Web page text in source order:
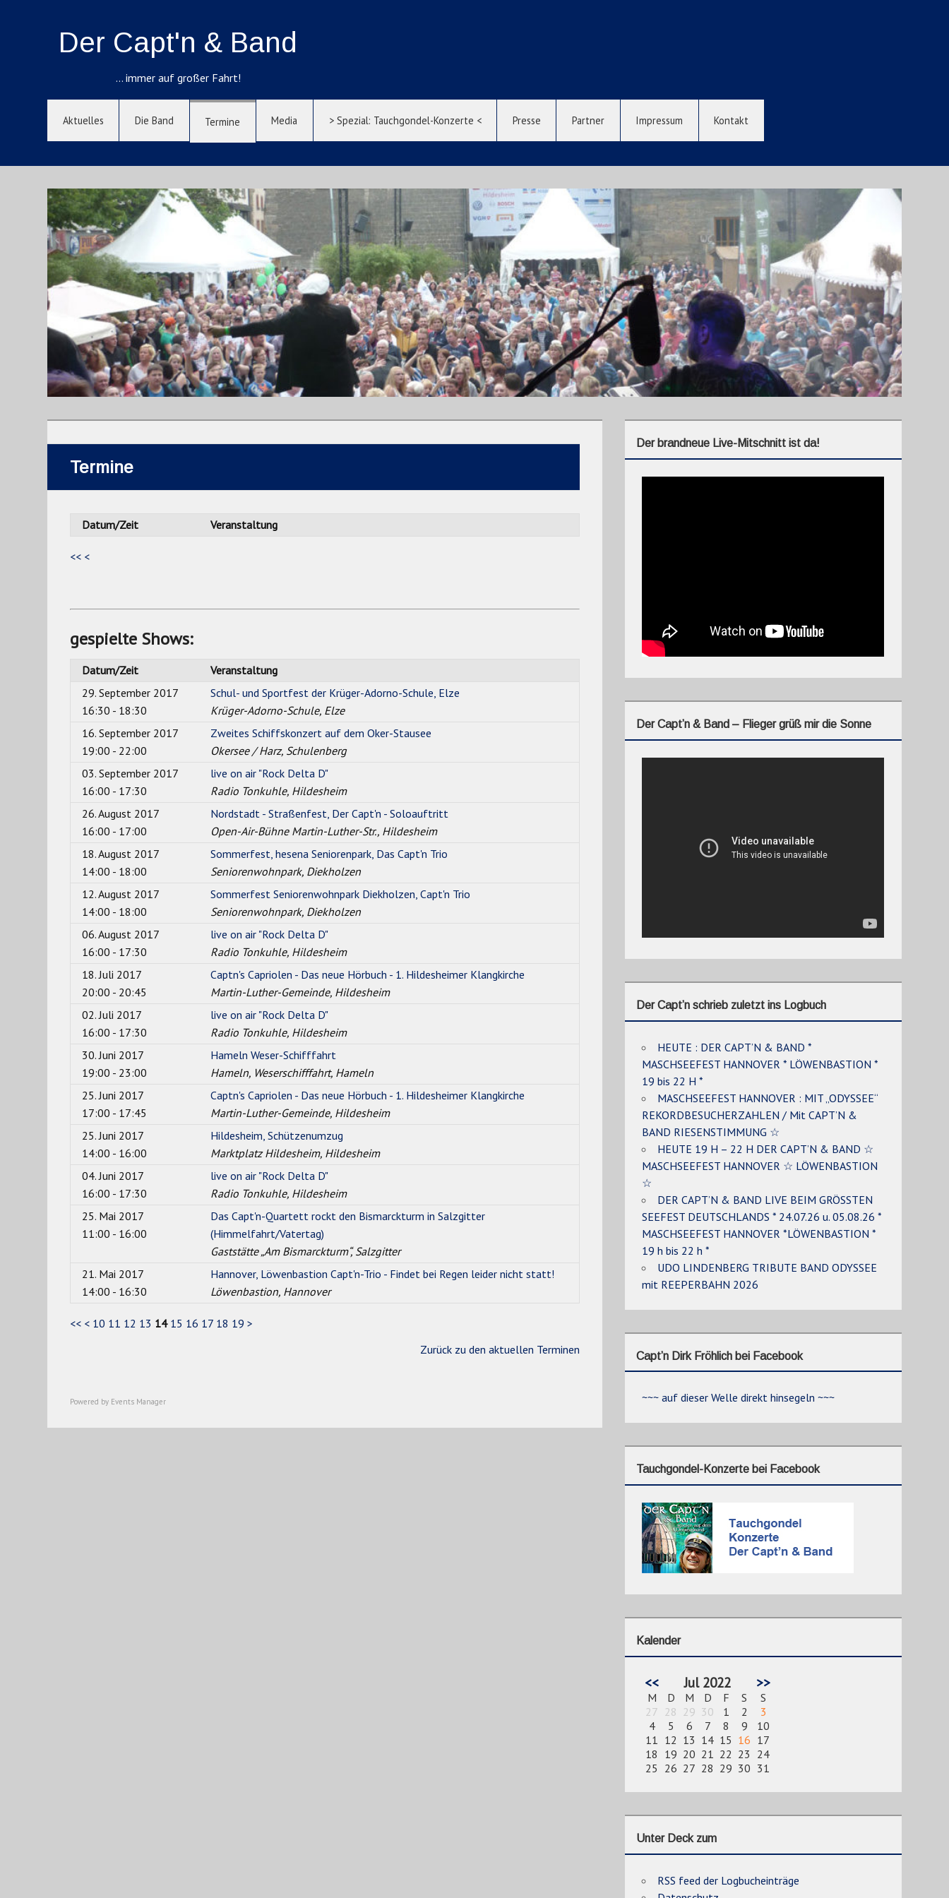
Der Capt'n & Band
… immer auf großer Fahrt!
Aktuelles Die Band Termine Media > Spezial: Tauchgondel-Konzerte < Presse Partner Impressum Kontakt
Termine
Datum/Zeit Veranstaltung
<< <
gespielte Shows:
Datum/Zeit
Veranstaltung
29. September 2017
16:30 - 18:30
Schul- und Sportfest der Krüger-Adorno-Schule, Elze
Krüger-Adorno-Schule, Elze
16. September 2017
19:00 - 22:00
Zweites Schiffskonzert auf dem Oker-Stausee
Okersee / Harz, Schulenberg
03. September 2017
16:00 - 17:30
live on air "Rock Delta D"
Radio Tonkuhle, Hildesheim
26. August 2017
16:00 - 17:00
Nordstadt - Straßenfest, Der Capt'n - Soloauftritt
Open-Air-Bühne Martin-Luther-Str., Hildesheim
18. August 2017
14:00 - 18:00
Sommerfest, hesena Seniorenpark, Das Capt'n Trio
Seniorenwohnpark, Diekholzen
12. August 2017
14:00 - 18:00
Sommerfest Seniorenwohnpark Diekholzen, Capt'n Trio
Seniorenwohnpark, Diekholzen
06. August 2017
16:00 - 17:30
live on air "Rock Delta D"
Radio Tonkuhle, Hildesheim
18. Juli 2017
20:00 - 20:45
Captn's Capriolen - Das neue Hörbuch - 1. Hildesheimer Klangkirche
Martin-Luther-Gemeinde, Hildesheim
02. Juli 2017
16:00 - 17:30
live on air "Rock Delta D"
Radio Tonkuhle, Hildesheim
30. Juni 2017
19:00 - 23:00
Hameln Weser-Schifffahrt
Hameln, Weserschifffahrt, Hameln
25. Juni 2017
17:00 - 17:45
Captn's Capriolen - Das neue Hörbuch - 1. Hildesheimer Klangkirche
Martin-Luther-Gemeinde, Hildesheim
25. Juni 2017
14:00 - 16:00
Hildesheim, Schützenumzug
Marktplatz Hildesheim, Hildesheim
04. Juni 2017
16:00 - 17:30
live on air "Rock Delta D"
Radio Tonkuhle, Hildesheim
25. Mai 2017
11:00 - 16:00
Das Capt'n-Quartett rockt den Bismarckturm in Salzgitter
(Himmelfahrt/Vatertag)
Gaststätte „Am Bismarckturm“, Salzgitter
21. Mai 2017
14:00 - 16:30
Hannover, Löwenbastion Capt'n-Trio - Findet bei Regen leider nicht statt!
Löwenbastion, Hannover
<< < 10 11 12 13 14 15 16 17 18 19 >
Zurück zu den aktuellen Terminen
Powered by Events Manager
Der brandneue Live-Mitschnitt ist da!
Der Capt’n & Band – Flieger grüß mir die Sonne
Der Capt’n schrieb zuletzt ins Logbuch
HEUTE : DER CAPT’N & BAND *
MASCHSEEFEST HANNOVER * LÖWENBASTION *
19 bis 22 H *
MASCHSEEFEST HANNOVER : MIT „ODYSSEE“
REKORDBESUCHERZAHLEN / Mit CAPT’N &
BAND RIESENSTIMMUNG ☆
HEUTE 19 H – 22 H DER CAPT’N & BAND ☆
MASCHSEEFEST HANNOVER ☆ LÖWENBASTION
☆
DER CAPT’N & BAND LIVE BEIM GRÖSSTEN
SEEFEST DEUTSCHLANDS * 24.07.26 u. 05.08.26 *
MASCHSEEFEST HANNOVER *LÖWENBASTION *
19 h bis 22 h *
UDO LINDENBERG TRIBUTE BAND ODYSSEE
mit REEPERBAHN 2026
Capt’n Dirk Fröhlich bei Facebook
~~~ auf dieser Welle direkt hinsegeln ~~~
Tauchgondel-Konzerte bei Facebook
Kalender
<< Jul 2022 >>
M D M D F S
S
27 28 29 30 1 2
3
4
5 6 7 8 9
10
11 12 13 14 15 16 17
18 19 20 21 22 23 24
25 26 27 28 29 30 31
Unter Deck zum
RSS feed der Logbucheinträge